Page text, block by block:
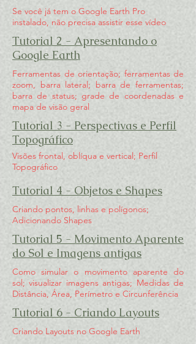
Se você já tem o Google Earth Pro
instalado, não precisa assistir esse vídeo
Tutorial 2 - Apresentando o
Google Earth
Ferramentas de orientação; ferramentas de
zoom, barra lateral; barra de ferramentas;
barra de status; grade de coordenadas e
mapa de visão geral
Tutorial 3 - Perspectivas e Perfil
Topográfico
Visões frontal, oblíqua e vertical; Perfil
Topográfico
Tutorial 4 - Objetos e Shapes
Criando pontos, linhas e polígonos;
Adicionando Shapes
Tutorial 5 - Movimento Aparente
do Sol e Imagens antigas
Como simular o movimento aparente do
sol; visualizar imagens antigas; Medidas de
Distância, Área, Perímetro e Circunferência
Tutorial 6 - Criando Layouts
Criando Layouts no Google Earth